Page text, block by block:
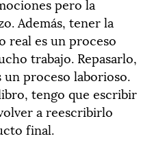
Además, tener la
real es un proceso
trabajo. Repasarlo,
proceso laborioso.
tengo que escribir
a reescribirlo
final.